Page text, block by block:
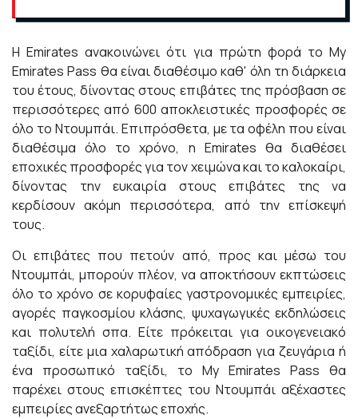
Η Emirates ανακοινώνει ότι για πρώτη φορά το My
Emirates Pass θα είναι διαθέσιμο καθ' όλη τη διάρκεια
του έτους, δίνοντας στους επιβάτες της πρόσβαση σε
περισσότερες από 600 αποκλειστικές προσφορές σε
όλο το Ντουμπάι. Επιπρόσθετα, με τα οφέλη που είναι
διαθέσιμα όλο το χρόνο, η Emirates θα διαθέσει
εποχικές προσφορές για τον χειμώνα και το καλοκαίρι,
δίνοντας την ευκαιρία στους επιβάτες της να
κερδίσουν ακόμη περισσότερα, από την επίσκεψή
τους.
Οι επιβάτες που πετούν από, προς και μέσω του
Ντουμπάι, μπορούν πλέον, να αποκτήσουν εκπτώσεις
όλο το χρόνο σε κορυφαίες γαστρονομικές εμπειρίες,
αγορές παγκοσμίου κλάσης, ψυχαγωγικές εκδηλώσεις
και πολυτελή σπα. Είτε πρόκειται για οικογενειακό
ταξίδι, είτε μια χαλαρωτική απόδραση για ζευγάρια ή
ένα προσωπικό ταξίδι, το My Emirates Pass θα
παρέχει στους επισκέπτες του Ντουμπάι αξέχαστες
εμπειρίες ανεξαρτήτως εποχής.